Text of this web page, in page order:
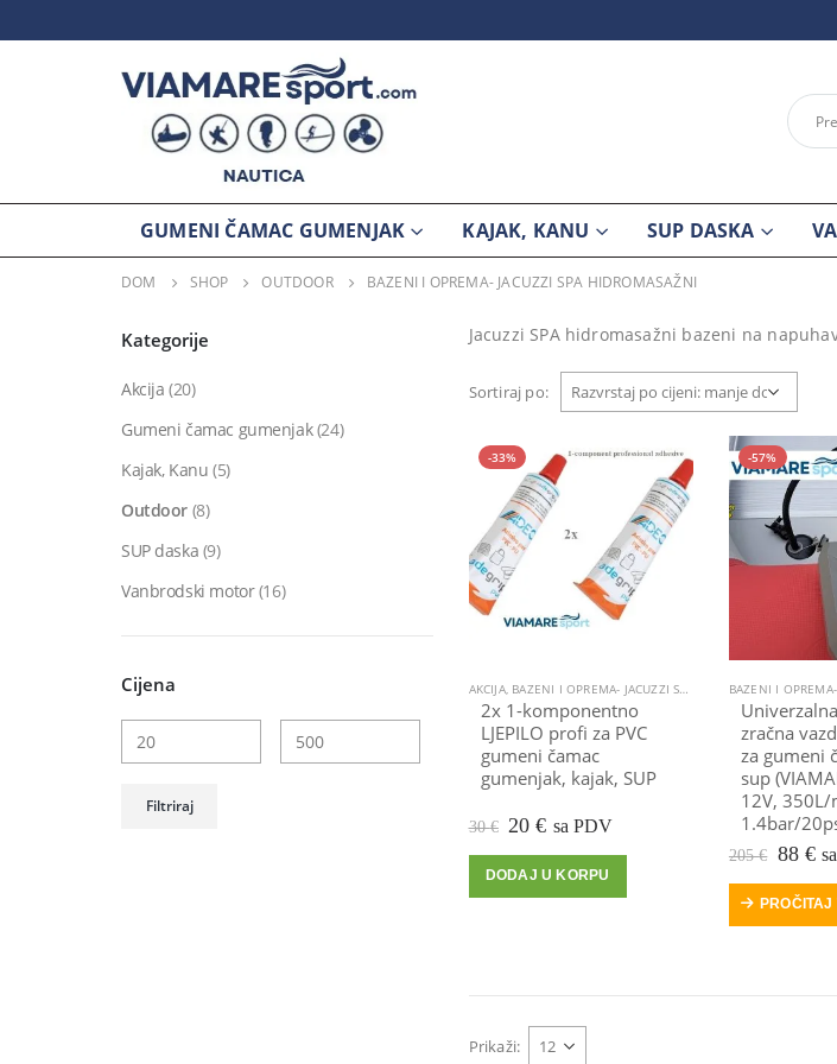
GUMENI ČAMAC GUMENJAK KAJAK, KANU SUP DASKA
DOM SHOP OUTDOOR BAZENI I OPREMA- JACUZZI SPA HIDROMASAŽNI
Jacuzzi SPA hidromasažni bazeni na
Sortiraj po:
-33%
AKCIJA, BAZENI I OPREMA- JACUZZI SPA HIDROMASAŽNI ,
2x 1-komponentno
LJEPILO profi za PVC
gumeni čamac
gumenjak, kajak, SUP
30€ Izvorna
bila
20€Trenutna
je:
sa PDV
DODAJ U KORPU
-57%
zračna
za gumeni
sup
12V, 350L/
1.4bar/
205€
bila
88 €
je:
PROČITAJ
Prikaži:
Kategorije
Akcija (20)
Gumeni čamac gumenjak (24)
Kajak, Kanu (5)
Outdoor (8)
SUP daska (9)
Vanbrodski motor(16)
Cijena
cijena
cijena
Filtriraj